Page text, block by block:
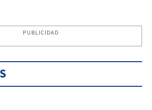
PUBLICIDAD